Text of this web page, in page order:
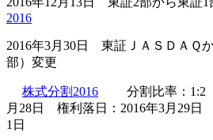
2016
2016年3月30日 東証ＪＡＳＤＡＱ
部）変更
株式分割2016
分割比率：1:2
月28日 権利落日：2016年3月29日
1日